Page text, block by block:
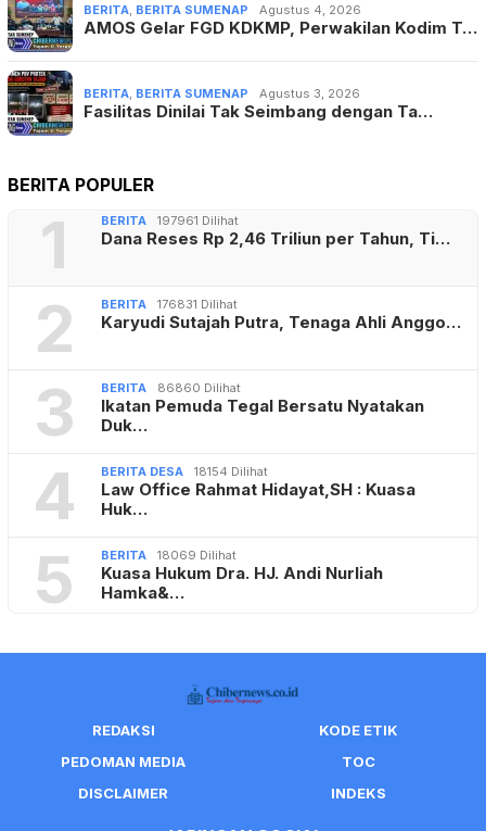
BERITA, BERITA SUMENAP Agustus 4, 2026
AMOS Gelar FGD KDKMP, Perwakilan Kodim T…
BERITA, BERITA SUMENAP Agustus 3, 2026
Fasilitas Dinilai Tak Seimbang dengan Ta…
BERITA POPULER
1 BERITA 197961 Dilihat
Dana Reses Rp 2,46 Triliun per Tahun, Ti…
2 BERITA 176831 Dilihat
Karyudi Sutajah Putra, Tenaga Ahli Anggo…
3 BERITA 86860 Dilihat
Ikatan Pemuda Tegal Bersatu Nyatakan
Duk…
4 BERITA DESA 18154 Dilihat
Law Office Rahmat Hidayat,SH : Kuasa
Huk…
5 BERITA 18069 Dilihat
Kuasa Hukum Dra. HJ. Andi Nurliah
Hamka&…
REDAKSI
KODE ETIK
PEDOMAN MEDIA
TOC
DISCLAIMER
INDEKS